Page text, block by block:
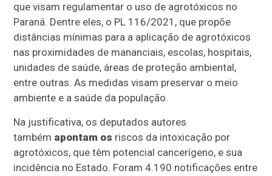
que visam regulamentar o uso de agrotóxicos no
Paraná. Dentre eles, o PL 116/2021, que propõe
distâncias mínimas para a aplicação de agrotóxicos
nas proximidades de mananciais, escolas, hospitais,
unidades de saúde, áreas de proteção ambiental,
entre outras. As medidas visam preservar o meio
ambiente e a saúde da população.
Na justificativa, os deputados autores
também apontam os riscos da intoxicação por
agrotóxicos, que têm potencial cancerígeno, e sua
incidência no Estado. Foram 4.190 notificações entre